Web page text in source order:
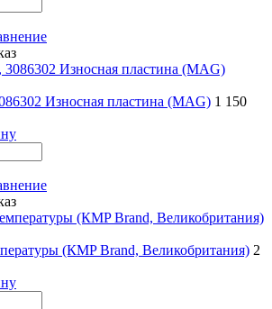
Износная пластина (MAG) 1 150
(КMP Brand, Великобритания) 2